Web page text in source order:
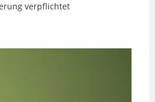
verpflichtet